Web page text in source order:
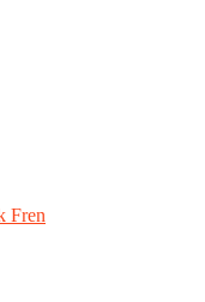
Fren